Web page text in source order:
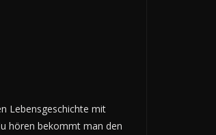
Lebensgeschichte mit
hören bekommt man den